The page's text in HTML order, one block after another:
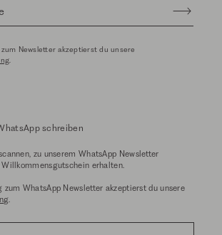
Newsletter akzeptierst du unsere
.
schreiben
zu unserem WhatsApp Newsletter
Willkommensgutschein erhalten.
zum WhatsApp Newsletter akzeptierst du unsere
.